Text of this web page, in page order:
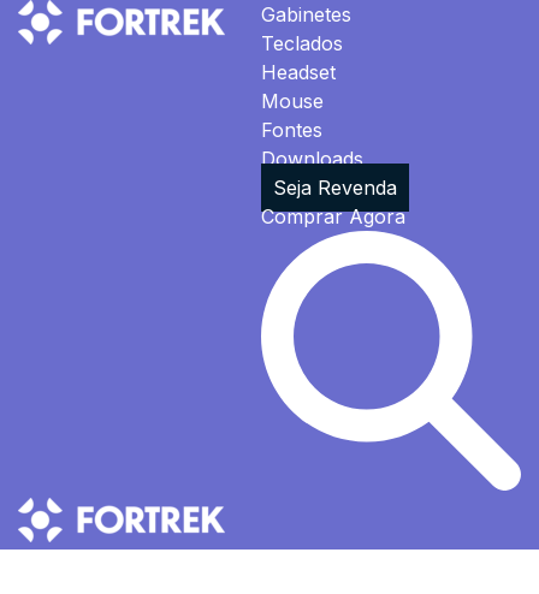
Gabinetes
Teclados
Headset
Mouse
Fontes
Downloads
Seja Revenda
Comprar Agora